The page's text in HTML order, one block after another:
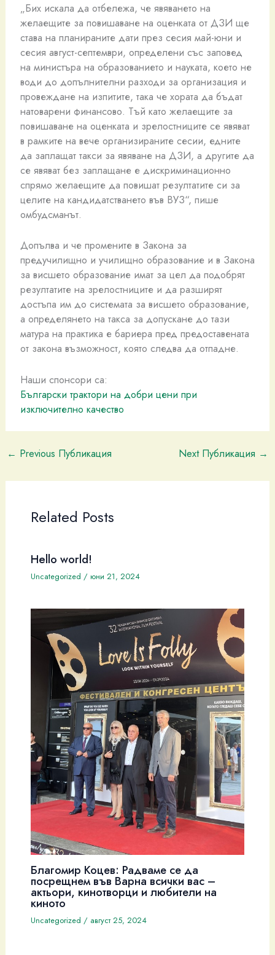
„Бих искала да отбележа, че явяването на
желаещите за повишаване на оценката от ДЗИ ще
става на планираните дати през сесия май-юни и
сесия август-септември, определени със заповед
на министъра на образованието и науката, което не
води до допълнителни разходи за организация и
провеждане на изпитите, така че хората да бъдат
натоварени финансово. Тъй като желаещите за
повишаване на оценката и зрелостниците се явяват
в рамките на вече организираните сесии, едните
да заплащат такси за явяване на ДЗИ, а другите да
се явяват без заплащане е дискриминационно
спрямо желаещите да повишат резултатите си за
целите на кандидатстването във ВУЗ“, пише
омбудсманът.
Допълва и че промените в Закона за
предучилищно и училищно образование и в Закона
за висшето образование имат за цел да подобрят
резултатите на зрелостниците и да разширят
достъпа им до системата за висшето образование,
а определянето на такса за допускане до тази
матура на практика е бариера пред предоставената
от закона възможност, която следва да отпадне.
Наши спонсори са:
Български трактори на добри цени при
изключително качество
← Previous Публикация Next Публикация →
Related Posts
Hello world!
Uncategorized / юни 21, 2024
Благомир Коцев: Радваме се да
посрещнем във Варна всички вас –
актьори, кинотворци и любители на
киното
Uncategorized / август 25, 2024